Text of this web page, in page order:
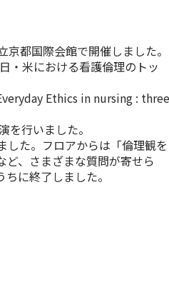
都国際会館で開催しました。
・米における看護倫理のトッ
Ethics in nursing : three
行いました。
た。フロアからは「倫理観を
、さまざまな質問が寄せら
に終了しました。